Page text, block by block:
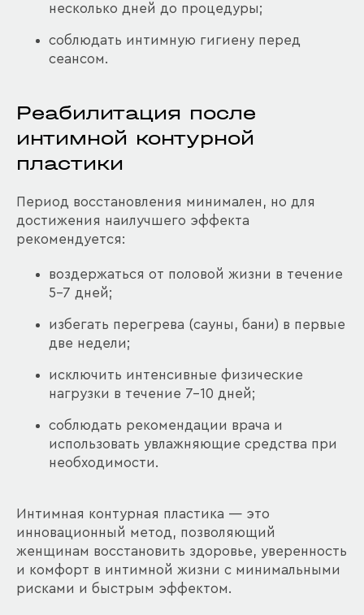
несколько дней до процедуры;
соблюдать интимную гигиену перед
сеансом.
Реабилитация после
интимной контурной
пластики
Период восстановления минимален, но для
достижения наилучшего эффекта
рекомендуется:
воздержаться от половой жизни в течение
5-7 дней;
избегать перегрева (сауны, бани) в первые
две недели;
исключить интенсивные физические
нагрузки в течение 7-10 дней;
соблюдать рекомендации врача и
использовать увлажняющие средства при
необходимости.
Интимная контурная пластика — это
инновационный метод, позволяющий
женщинам восстановить здоровье, уверенность
и комфорт в интимной жизни с минимальными
рисками и быстрым эффектом.